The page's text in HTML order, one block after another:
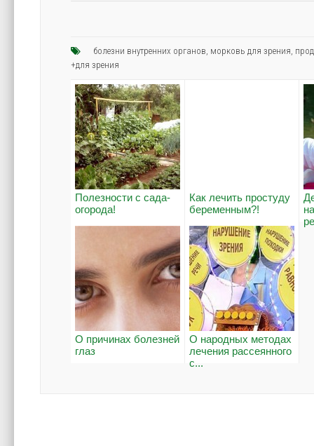
болезни внутренних органов морковь для зрения
+для зрения
Полезности с сада-
огорода!
Как лечить простуду
беременным?!
О причинах болезней
глаз
О народных методах
лечения рассеянного
с...